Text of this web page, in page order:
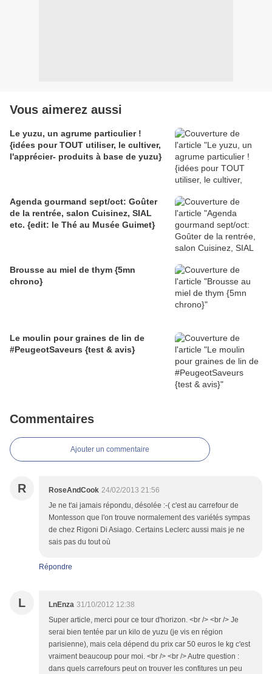
Vous aimerez aussi
Le yuzu, un agrume particulier !
{idées pour TOUT utiliser, le cultiver,
l'apprécier- produits à base de yuzu}
Agenda gourmand sept/oct: Goûter
de la rentrée, salon Cuisinez, SIAL
etc. {edit: le Thé au Musée Guimet}
Brousse au miel de thym {5mn
chrono}
Le moulin pour graines de lin de
#PeugeotSaveurs {test & avis}
Commentaires
Ajouter un commentaire
R RoseAndCook 24/02/2013 21:56
Je ne t'ai jamais répondu, désolée :-( c'est au carrefour de
Montesson que l'on trouve normalement des variétés sympas
de chez Rigoni Di Asiago. Certains Leclerc aussi mais je ne
sais pas du tout où
Répondre
L LnEnza 31/10/2012 12:38
Super article, merci pour ce tour d'horizon. <br /> <br /> Je
serai bien tentée par un kilo de yuzu (je vis en région
parisienne), mais cela dépend du prix car 50 euros le kg c'est
vraiment beaucoup pour moi. <br /> <br /> Autre question :
dans quels carrefours peut on trouver les confitures un peu